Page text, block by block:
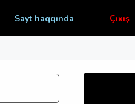
Sayt haqqında Çıxış